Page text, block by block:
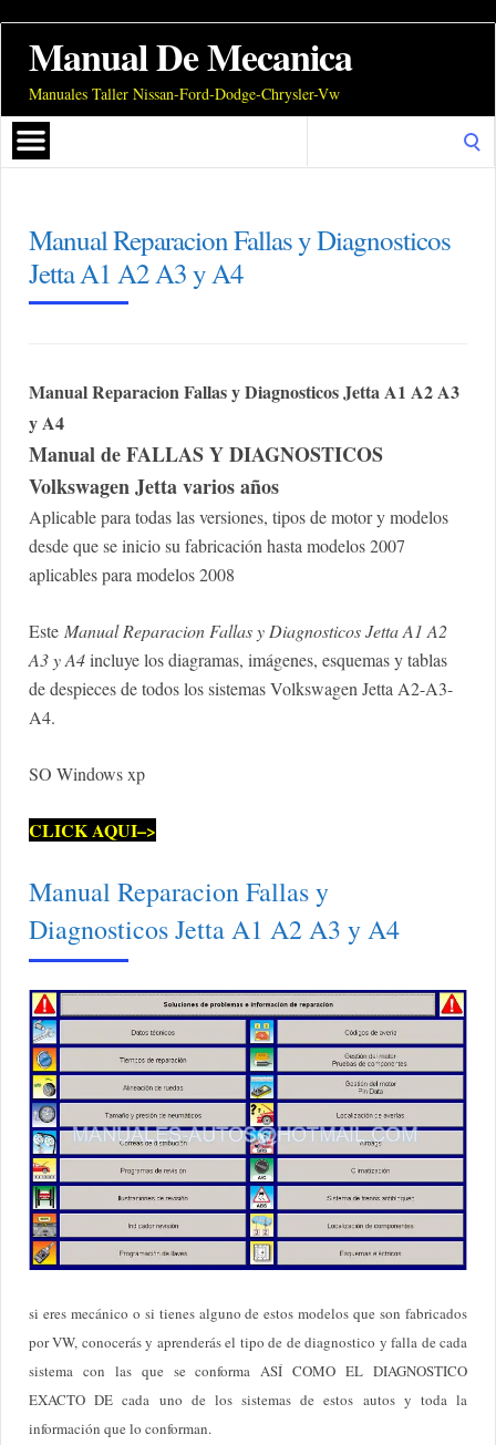
Manual De Mecanica
Manuales Taller Nissan-Ford-Dodge-Chrysler-Vw
Manual Reparacion Fallas y Diagnosticos
Jetta A1 A2 A3 y A4
Manual Reparacion Fallas y Diagnosticos Jetta A1 A2 A3
y A4
Manual de FALLAS Y DIAGNOSTICOS
Volkswagen Jetta varios años
Aplicable para todas las versiones, tipos de motor y modelos
desde que se inicio su fabricación hasta modelos 2007
aplicables para modelos 2008
Este Manual Reparacion Fallas y Diagnosticos Jetta A1 A2
A3 y A4incluye los diagramas, imágenes, esquemas y tablas
de despieces de todos los sistemas Volkswagen Jetta A2-A3-
A4.
SO Windows xp
CLICK AQUI–>
Manual Reparacion Fallas y
Diagnosticos Jetta A1 A2 A3 y A4
si eres mecánico o si tienes alguno de estos modelos que son fabricados
por VW, conocerás y aprenderás el tipo de de diagnostico y falla de cada
sistema con las que se conforma ASÍ COMO EL DIAGNOSTICO
EXACTO DE cada uno de los sistemas de estos autos y toda la
información que lo conforman.